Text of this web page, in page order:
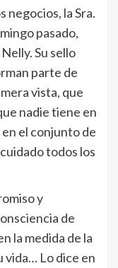
negocios, la Sra.
pasado,
Su sello
parte de
vista, que
nadie tiene en
el conjunto de
todos los
y
de
la medida de la
vida… Lo dice en